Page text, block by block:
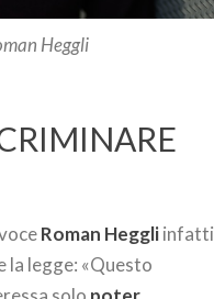
Heggli
Roman Heggliinfatti
legge: «Questo